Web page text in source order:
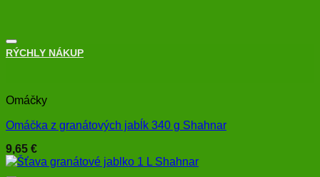
+
RÝCHLY NÁKUP
Omáčky
Omáčka z granátových jabĺk 340 g Shahnar
9,65 €